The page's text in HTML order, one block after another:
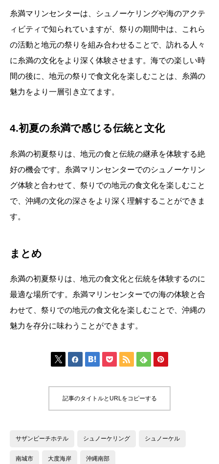
糸満マリンセンターは、シュノーケリングや海のアクテ
ィビティで知られていますが、祭りの期間中は、これら
の活動と地元の祭りを組み合わせることで、訪れる人々
に糸満の文化をより深く体験させます。海での楽しい時
間の後に、地元の祭りで食文化を楽しむことは、糸満の
魅力をより一層引き立てます。
4.初夏の糸満で感じる伝統と文化
糸満の初夏祭りは、地元の食と伝統の継承を体験する絶
好の機会です。糸満マリンセンターでのシュノーケリン
グ体験と合わせて、祭りでの地元の食文化を楽しむこと
で、沖縄の文化の深さをより深く理解することができま
す。
まとめ
糸満の初夏祭りは、地元の食文化と伝統を体験するのに
最適な場所です。糸満マリンセンターでの海の体験と合
わせて、祭りでの地元の食文化を楽しむことで、沖縄の
魅力を存分に味わうことができます。
      
記事のタイトルとURLをコピーする
サザンビーチホテル シュノーケリング シュノーケル
南城市 大度海岸 沖縄南部